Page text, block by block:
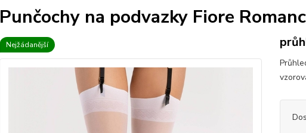
Punčochy na podvazky Fiore
Nejžádanější